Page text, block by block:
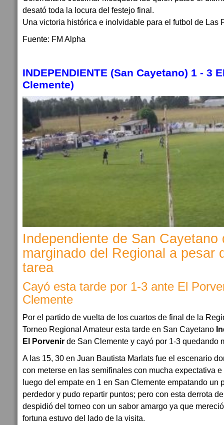
desató toda la locura del festejo final.
Una victoria histórica e inolvidable para el futbol de Las
Fuente: FM Alpha
INDEPENDIENTE (San Cayetano) 1 - 3
Clemente)
Independiente de San Cayetano
marginado del Regional a pesar
tarea
Cayó esta tarde por 1-3 ante El
Clemente
Por el partido de vuelta de los cuartos de final de la
Torneo Regional Amateur esta tarde en San Cayetano
El Porvenir de San Clemente y cayó por 1-3 quedando
A las 15, 30 en Juan Bautista Marlats fue el escenario
con meterse en las semifinales con mucha expectativa
luego del empate en 1 en San Clemente empatando un
perdedor y pudo repartir puntos; pero con esta derrota
despidió del torneo con un sabor amargo ya que
fortuna estuvo del lado de la visita.